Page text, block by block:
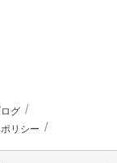
グ
リシー